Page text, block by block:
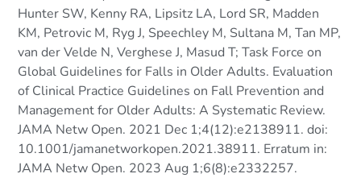
Hunter SW, Kenny RA, Lipsitz LA, Lord SR, Madden
KM, Petrovic M, Ryg J, Speechley M, Sultana M, Tan MP,
van der Velde N, Verghese J, Masud T; Task Force on
Global Guidelines for Falls in Older Adults. Evaluation
of Clinical Practice Guidelines on Fall Prevention and
Management for Older Adults: A Systematic Review.
JAMA Netw Open. 2021 Dec 1;4(12):e2138911. doi:
10.1001/jamanetworkopen.2021.38911. Erratum in:
JAMA Netw Open. 2023 Aug 1;6(8):e2332257.